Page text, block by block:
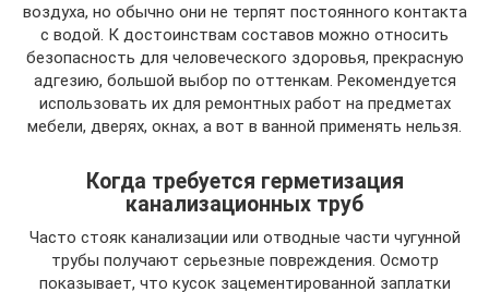
воздуха, но обычно они не терпят постоянного контакта
с водой. К достоинствам составов можно относить
безопасность для человеческого здоровья, прекрасную
адгезию, большой выбор по оттенкам. Рекомендуется
использовать их для ремонтных работ на предметах
мебели, дверях, окнах, а вот в ванной применять нельзя.
Когда требуется герметизация
канализационных труб
Часто стояк канализации или отводные части чугунной
трубы получают серьезные повреждения. Осмотр
показывает, что кусок зацементированной заплатки